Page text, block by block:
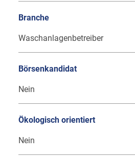
Branche
Waschanlagenbetreiber
Börsenkandidat
Nein
Ökologisch orientiert
Nein